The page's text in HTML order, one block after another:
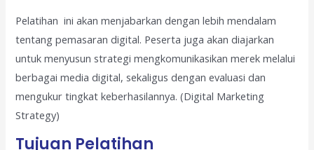
Pelatihan ini akan menjabarkan dengan lebih mendalam
tentang pemasaran digital. Peserta juga akan diajarkan
untuk menyusun strategi mengkomunikasikan merek melalui
berbagai media digital, sekaligus dengan evaluasi dan
mengukur tingkat keberhasilannya. (Digital Marketing
Strategy)
Tujuan Pelatihan